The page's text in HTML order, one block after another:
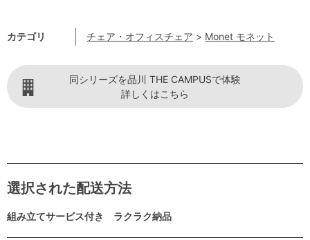
カテゴリ チェア・オフィスチェア > Monet モネット
同シリーズを品川 THE CAMPUSで体験
詳しくはこちら
選択された配送方法
組み立てサービス付き ラクラク納品